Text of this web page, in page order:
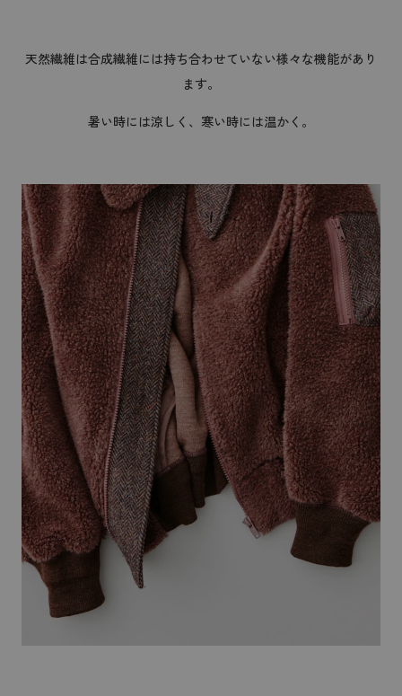
天然繊維は合成繊維には持ち合わせていない様々な機能があり
ます。
暑い時には涼しく、寒い時には温かく。